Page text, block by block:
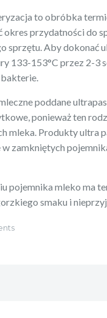
to obróbka
okres przydatności do
sprzętu. Aby dokonać
133-153°C przez 2-3
poddane
ponieważ ten
mleka. Produkty ultra
w zamkniętych
pojemnika mleko ma
smaku i